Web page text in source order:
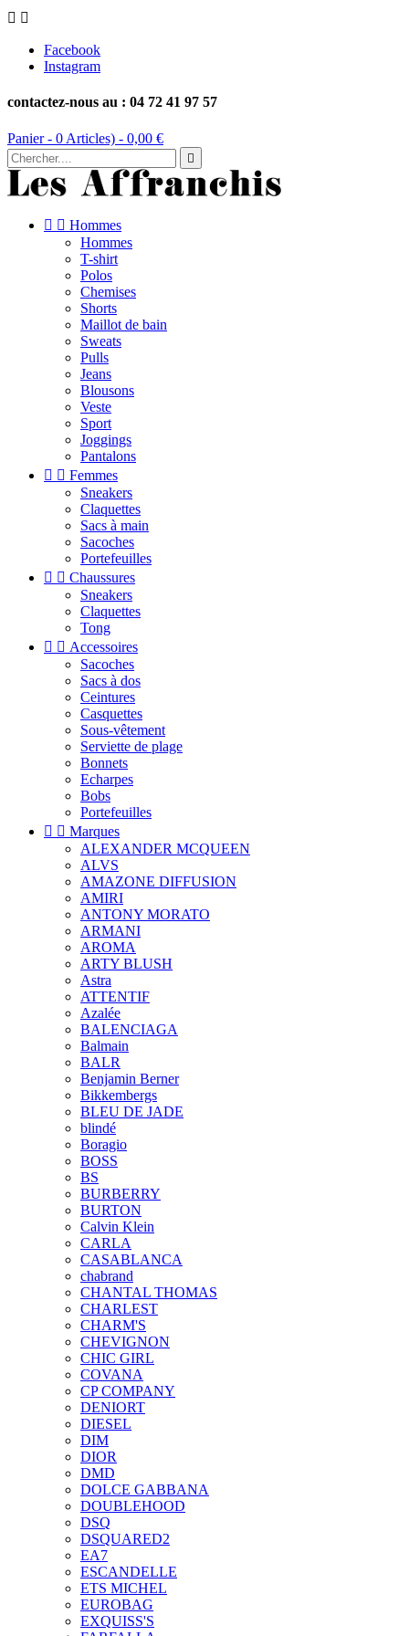
 
Facebook
Instagram
contactez-nous au : 04 72 41 97 57
Panier - 0 Articles) - 0,00 €

  Hommes
Hommes
T-shirt
Polos
Chemises
Shorts
Maillot de bain
Sweats
Pulls
Jeans
Blousons
Veste
Sport
Joggings
Pantalons
  Femmes
Sneakers
Claquettes
Sacs à main
Sacoches
Portefeuilles
  Chaussures
Sneakers
Claquettes
Tong
  Accessoires
Sacoches
Sacs à dos
Ceintures
Casquettes
Sous-vêtement
Serviette de plage
Bonnets
Echarpes
Bobs
Portefeuilles
  Marques
ALEXANDER MCQUEEN
ALVS
AMAZONE DIFFUSION
AMIRI
ANTONY MORATO
ARMANI
AROMA
ARTY BLUSH
Astra
ATTENTIF
Azalée
BALENCIAGA
Balmain
BALR
Benjamin Berner
Bikkembergs
BLEU DE JADE
blindé
Boragio
BOSS
BS
BURBERRY
BURTON
Calvin Klein
CARLA
CASABLANCA
chabrand
CHANTAL THOMAS
CHARLEST
CHARM'S
CHEVIGNON
CHIC GIRL
COVANA
CP COMPANY
DENIORT
DIESEL
DIM
DIOR
DMD
DOLCE GABBANA
DOUBLEHOOD
DSQ
DSQUARED2
EA7
ESCANDELLE
ETS MICHEL
EUROBAG
EXQUISS'S